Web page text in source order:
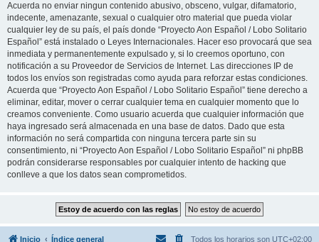
Acuerda no enviar ningun contenido abusivo, obsceno, vulgar, difamatorio,
indecente, amenazante, sexual o cualquier otro material que pueda violar
cualquier ley de su país, el país donde “Proyecto Aon Español / Lobo Solitario
Español” está instalado o Leyes Internacionales. Hacer eso provocará que sea
inmediata y permanentemente expulsado y, si lo creemos oportuno, con
notificación a su Proveedor de Servicios de Internet. Las direcciones IP de
todos los envíos son registradas como ayuda para reforzar estas condiciones.
Acuerda que “Proyecto Aon Español / Lobo Solitario Español” tiene derecho a
eliminar, editar, mover o cerrar cualquier tema en cualquier momento que lo
creamos conveniente. Como usuario acuerda que cualquier información que
haya ingresado será almacenada en una base de datos. Dado que esta
información no será compartida con ninguna tercera parte sin su
consentimiento, ni “Proyecto Aon Español / Lobo Solitario Español” ni phpBB
podrán considerarse responsables por cualquier intento de hacking que
conlleve a que los datos sean comprometidos.
Inicio Índice general Todos los horarios son UTC+02:00